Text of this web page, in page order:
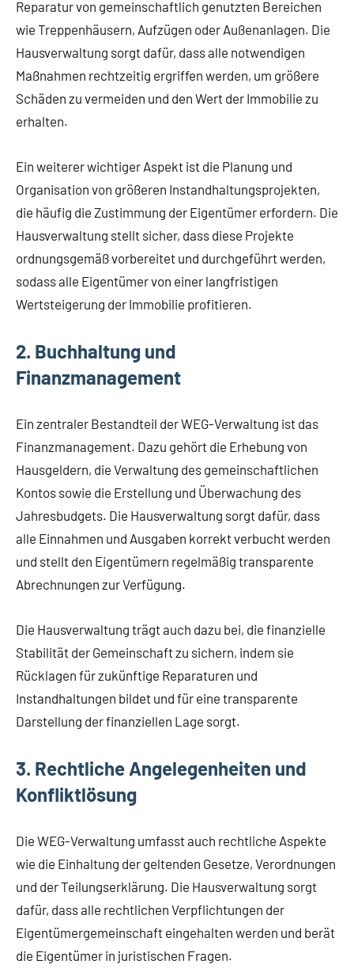
Reparatur von gemeinschaftlich genutzten Bereichen
wie Treppenhäusern, Aufzügen oder Außenanlagen. Die
Hausverwaltung sorgt dafür, dass alle notwendigen
Maßnahmen rechtzeitig ergriffen werden, um größere
Schäden zu vermeiden und den Wert der Immobilie zu
erhalten.
Ein weiterer wichtiger Aspekt ist die Planung und
Organisation von größeren Instandhaltungsprojekten,
die häufig die Zustimmung der Eigentümer erfordern. Die
Hausverwaltung stellt sicher, dass diese Projekte
ordnungsgemäß vorbereitet und durchgeführt werden,
sodass alle Eigentümer von einer langfristigen
Wertsteigerung der Immobilie profitieren.
2. Buchhaltung und
Finanzmanagement
Ein zentraler Bestandteil der WEG-Verwaltung ist das
Finanzmanagement. Dazu gehört die Erhebung von
Hausgeldern, die Verwaltung des gemeinschaftlichen
Kontos sowie die Erstellung und Überwachung des
Jahresbudgets. Die Hausverwaltung sorgt dafür, dass
alle Einnahmen und Ausgaben korrekt verbucht werden
und stellt den Eigentümern regelmäßig transparente
Abrechnungen zur Verfügung.
Die Hausverwaltung trägt auch dazu bei, die finanzielle
Stabilität der Gemeinschaft zu sichern, indem sie
Rücklagen für zukünftige Reparaturen und
Instandhaltungen bildet und für eine transparente
Darstellung der finanziellen Lage sorgt.
3. Rechtliche Angelegenheiten und
Konfliktlösung
Die WEG-Verwaltung umfasst auch rechtliche Aspekte
wie die Einhaltung der geltenden Gesetze, Verordnungen
und der Teilungserklärung. Die Hausverwaltung sorgt
dafür, dass alle rechtlichen Verpflichtungen der
Eigentümergemeinschaft eingehalten werden und berät
die Eigentümer in juristischen Fragen.